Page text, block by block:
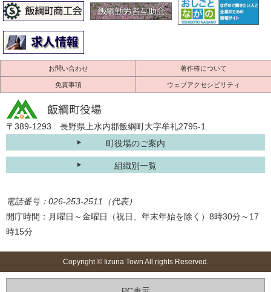
お問い合わせ 著作権について
免責事項 ウェブアクセシビリティ
〒389-1293 長野県上水内郡飯綱町大字牟礼2795-1
町役場のご案内
組織別一覧
電話番号：026-253-2511（代表）
開庁時間：月曜日～金曜日（祝日、年末年始を除く）8時30分～17
時15分
Copyright © Iizuna Town All rights Reserved.